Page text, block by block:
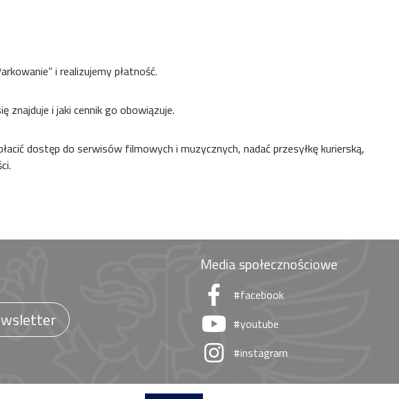
i realizujemy płatność.
i jaki cennik go obowiązuje.
dostęp do serwisów filmowych i muzycznych, nadać przesyłkę kurierską,
Media społecznościowe
#facebook
#youtube
#instagram